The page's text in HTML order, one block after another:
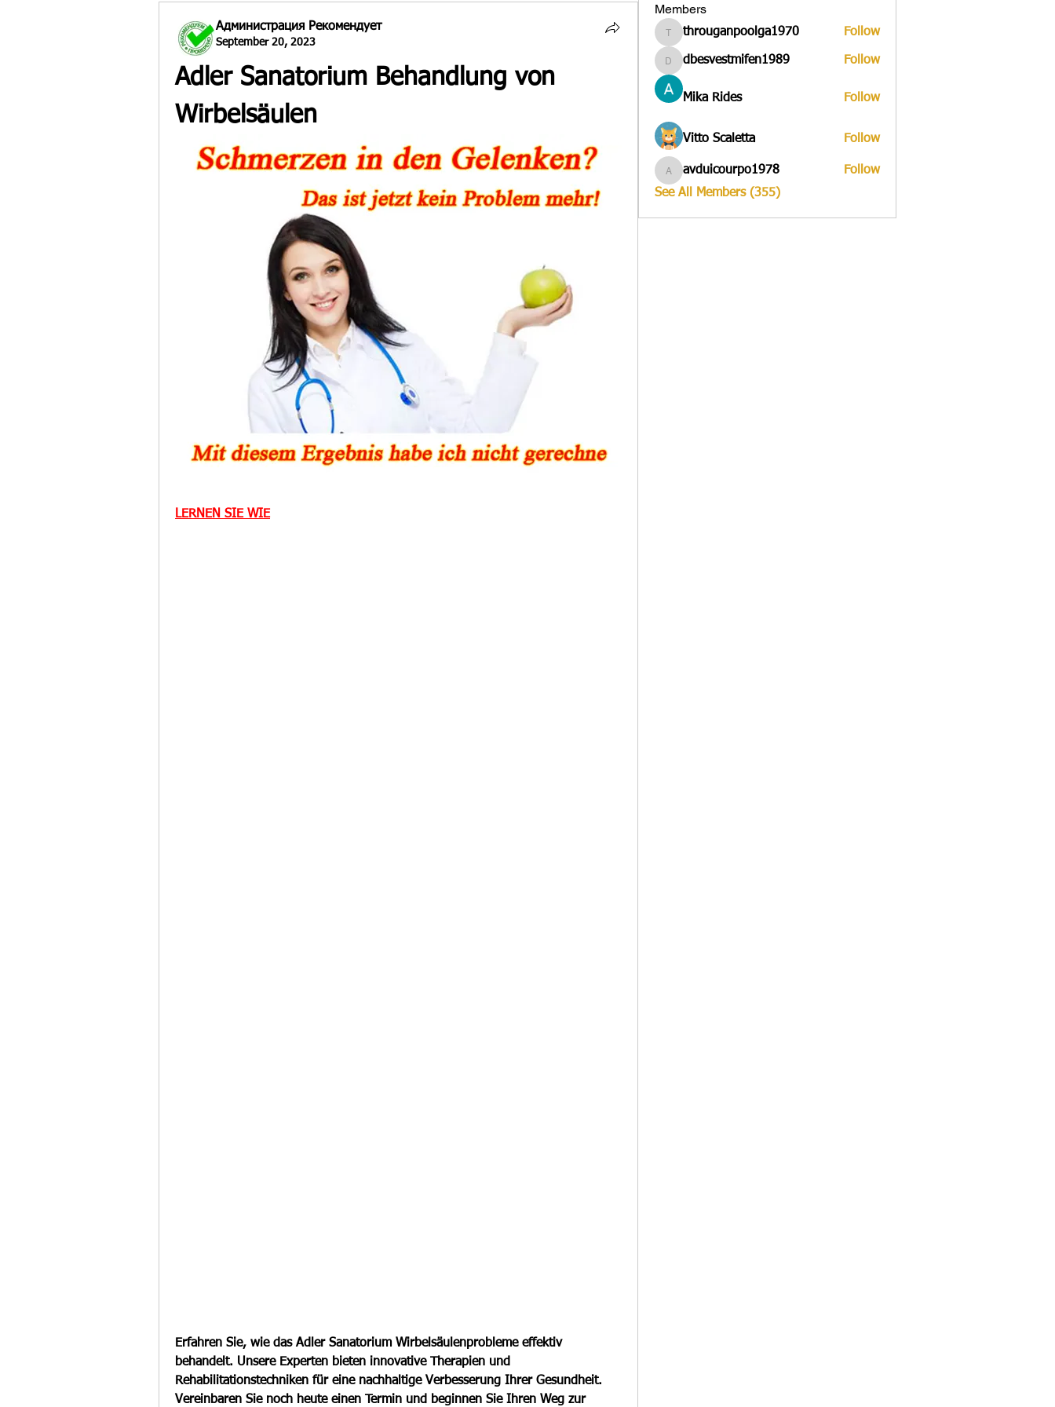
Администрация Рекомендует
September 20, 2023
Adler Sanatorium Behandlung von
Wirbelsäulen
LERNEN SIE WIE
Erfahren Sie, wie das Adler Sanatorium Wirbelsäulenprobleme effektiv
behandelt. Unsere Experten bieten innovative Therapien und
Rehabilitationstechniken für eine nachhaltige Verbesserung Ihrer Gesundheit.
Vereinbaren Sie noch heute einen Termin und beginnen Sie Ihren Weg zur
Members
througanpoolga1970
througanpoolga1970 Follow
dbesvestmifen1989
dbesvestmifen1989 Follow
Mika Rides Follow
Vitto Scaletta Follow
avduicourpo1978
avduicourpo1978
Follow
See All Members (355)